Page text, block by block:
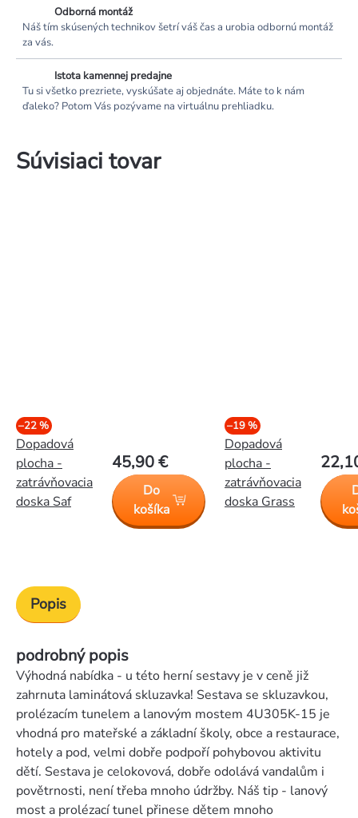
Odborná montáž
Náš tím skúsených technikov šetrí váš čas a urobia odbornú montáž
za vás.
Istota kamennej predajne
Tu si všetko prezriete, vyskúšate aj objednáte. Máte to k nám
ďaleko? Potom Vás pozývame na virtuálnu prehliadku.
Súvisiaci tovar
–22 %
Dopadová
plocha -
zatrávňovacia
doska Saf
45,90 €
Do
košíka
–19 %
Dopadová
plocha -
zatrávňovacia
doska Grass
Popis
podrobný popis
Výhodná nabídka - u této herní sestavy je v ceně již
zahrnuta laminátová skluzavka! Sestava se skluzavkou,
prolézacím tunelem a lanovým mostem 4U305K-15 je
vhodná pro mateřské a základní školy, obce a restaurace,
hotely a pod, velmi dobře podpoří pohybovou aktivitu
dětí. Sestava je celokovová, dobře odolává vandalům i
povětrnosti, není třeba mnoho údržby. Náš tip - lanový
most a prolézací tunel přinese dětem mnoho